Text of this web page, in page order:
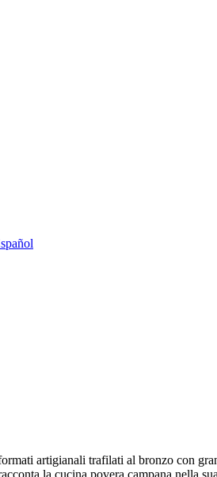
artigianali trafilati al bronzo con